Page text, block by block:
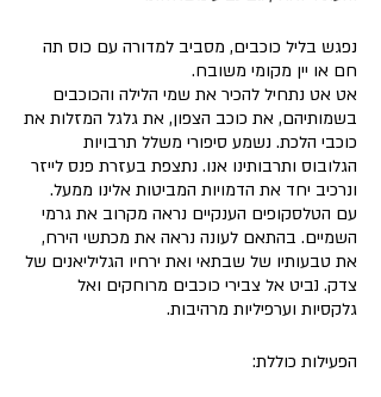
נפגש בליל כוכבים, מסביב למדורה עם כוס תה
חם או יין מקומי משובח.
אט אט נתחיל להכיר את שמי הלילה והכוכבים
בשמותיהם, את כוכב הצפון, את גלגל המזלות את
כוכבי הלכת. נשמע סיפורי משלל תרבויות
הגלובוס ותרבותינו אנו. נתצפת בעזרת פנס לייזר
ונרכיב יחד את הדמויות המביטות אלינו ממעל.
עם הטלסקופים הענקיים נראה מקרוב את גרמי
השמיים. בהתאם לעונה נראה את מכתשי הירח,
את טבעותיו של שבתאי ואת ירחיו הגליליאנים של
צדק. נביט אל צבירי כוכבים מרוחקים ואל
גלקסיות וערפיליות מרהיבות.
הפעילות כוללת: